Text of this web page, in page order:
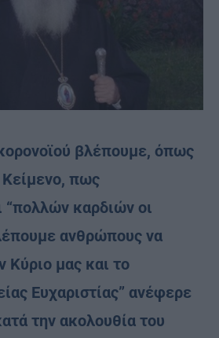
βλέπουμε, όπως
Κείμενο, πως
“πολλών καρδιών οι
ανθρώπους να
Κύριο μας και το
Ευχαριστίας” ανέφερε
την ακολουθία του